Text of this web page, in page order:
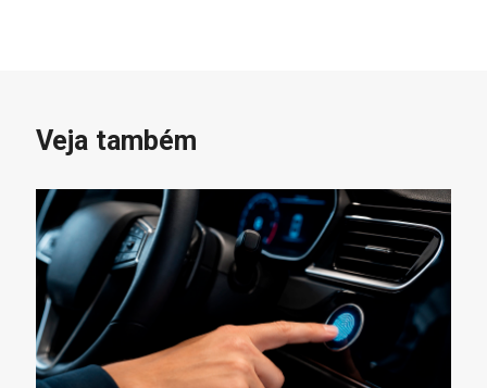
Veja também